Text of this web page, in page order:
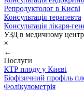
Репродуктолог в Києві
Консультація терапевта
Консультація лікаря-
УЗД в медичному
×
←
Послуги
КТР плоду у Києві
Біофізичний профіль
Фолікулометрія